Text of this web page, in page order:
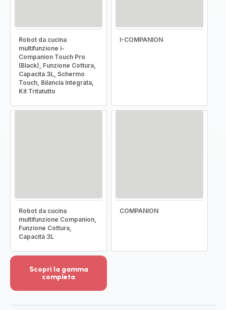
Robot da cucina
multifunzione i-
Companion Touch Pro
(Black), Funzione Cottura,
Capacità 3L, Schermo
Touch, Bilancia Integrata,
Kit Tritatutto
I-COMPANION
Robot da cucina
multifunzione Companion,
Funzione Cottura,
Capacità 3L
COMPANION
Scopri la gamma
completa
dettagli